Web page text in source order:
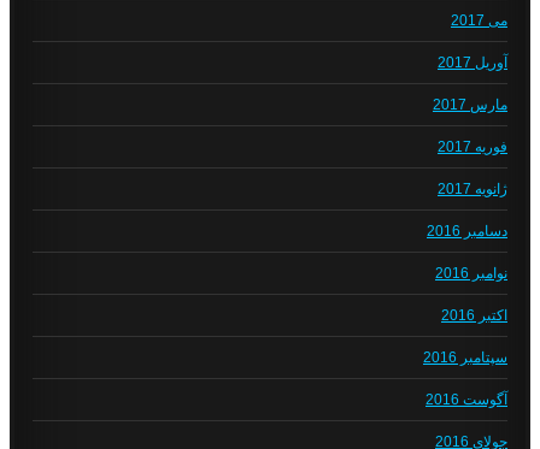
می 2017
آوریل 2017
مارس 2017
فوریه 2017
ژانویه 2017
دسامبر 2016
نوامبر 2016
اکتبر 2016
سپتامبر 2016
آگوست 2016
جولای 2016